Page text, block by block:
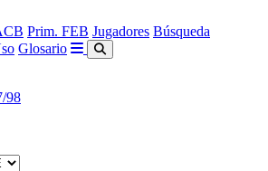
Prim. FEB Jugadores Búsqueda
Glosario
98